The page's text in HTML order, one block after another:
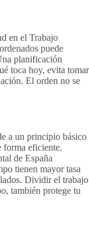
en el Trabajo
puede
planificación
toca hoy, evita tomar
El orden no se
a un principio básico
forma eficiente.
de España
tienen mayor tasa
Dividir el trabajo
también protege tu